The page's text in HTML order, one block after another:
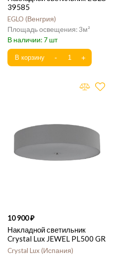
39585
EGLO Венгрия
3
7
10 900
Накладной светильник
Crystal Lux JEWEL PL500 GR
Crystal Lux Испания